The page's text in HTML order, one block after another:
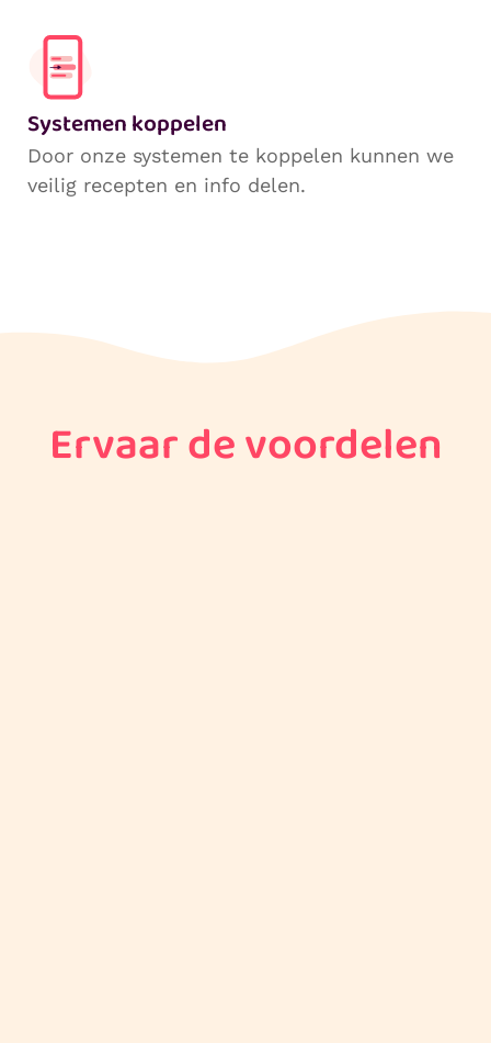
Systemen koppelen
Door onze systemen te koppelen kunnen we
veilig recepten en info delen.
Ervaar de voordelen